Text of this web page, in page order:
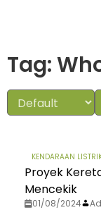
Tag:
KENDARAAN
Proyek
Mencekik
01/08/2024